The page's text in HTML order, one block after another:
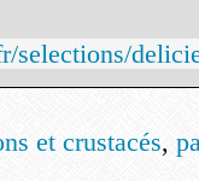
et crustacés,